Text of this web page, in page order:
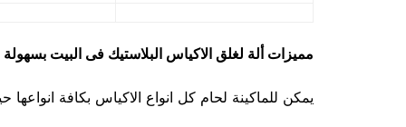
مميزات ألة لغلق الاكياس البلاستيك فى البيت بسهولة
يمكن للماكينة لحام كل انواع الاكياس بكافة انواعها